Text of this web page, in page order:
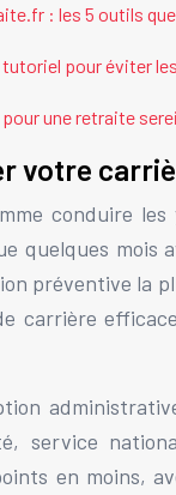
: les 5 outils
pour éviter
pour une retraite
votre
conduire
quelques
préventive la
carrière
service
en moins,